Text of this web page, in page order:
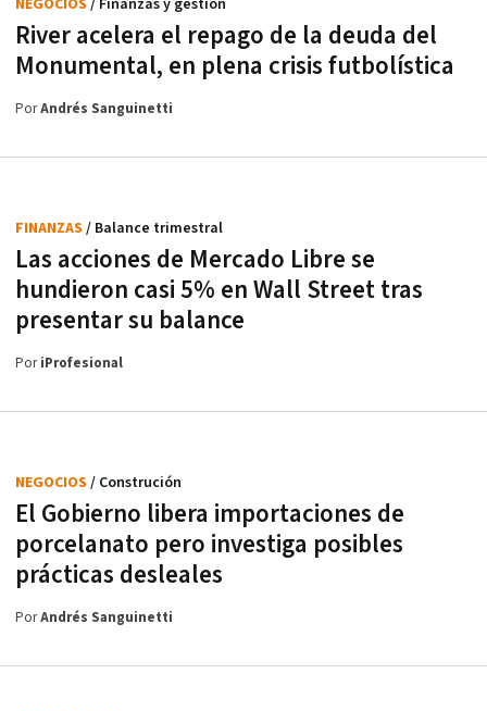
River acelera el repago de la deuda del
Monumental, en plena crisis futbolística
NEGOCIOS / Finanzas y gestión
PorAndrés Sanguinetti
Las acciones de Mercado Libre se
hundieron casi 5% en Wall Street tras
presentar su balance
FINANZAS / Balance trimestral
PoriProfesional
El Gobierno libera importaciones de
porcelanato pero investiga posibles
prácticas desleales
NEGOCIOS / Construción
PorAndrés Sanguinetti